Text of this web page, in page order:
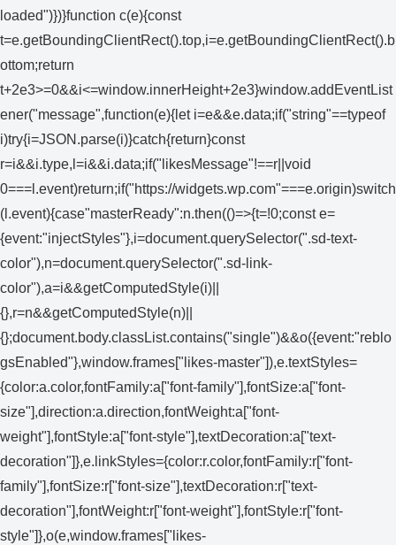
loaded")})}function c(e){const
t=e.getBoundingClientRect().top,i=e.getBoundingClientRect().b
ottom;return
t+2e3>=0&&i<=window.innerHeight+2e3}window.addEventList
ener("message",function(e){let i=e&&e.data;if("string"==typeof
i)try{i=JSON.parse(i)}catch{return}const
r=i&&i.type,l=i&&i.data;if("likesMessage"!==r||void
0===l.event)return;if("https://widgets.wp.com"===e.origin)switch
(l.event){case"masterReady":n.then(()=>{t=!0;const e=
{event:"injectStyles"},i=document.querySelector(".sd-text-
color"),n=document.querySelector(".sd-link-
color"),a=i&&getComputedStyle(i)||
{},r=n&&getComputedStyle(n)||
{};document.body.classList.contains("single")&&o({event:"reblo
gsEnabled"},window.frames["likes-master"]),e.textStyles=
{color:a.color,fontFamily:a["font-family"],fontSize:a["font-
size"],direction:a.direction,fontWeight:a["font-
weight"],fontStyle:a["font-style"],textDecoration:a["text-
decoration"]},e.linkStyles={color:r.color,fontFamily:r["font-
family"],fontSize:r["font-size"],textDecoration:r["text-
decoration"],fontWeight:r["font-weight"],fontStyle:r["font-
style"]},o(e,window.frames["likes-